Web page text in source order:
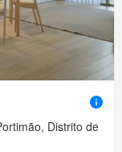
Distrito de